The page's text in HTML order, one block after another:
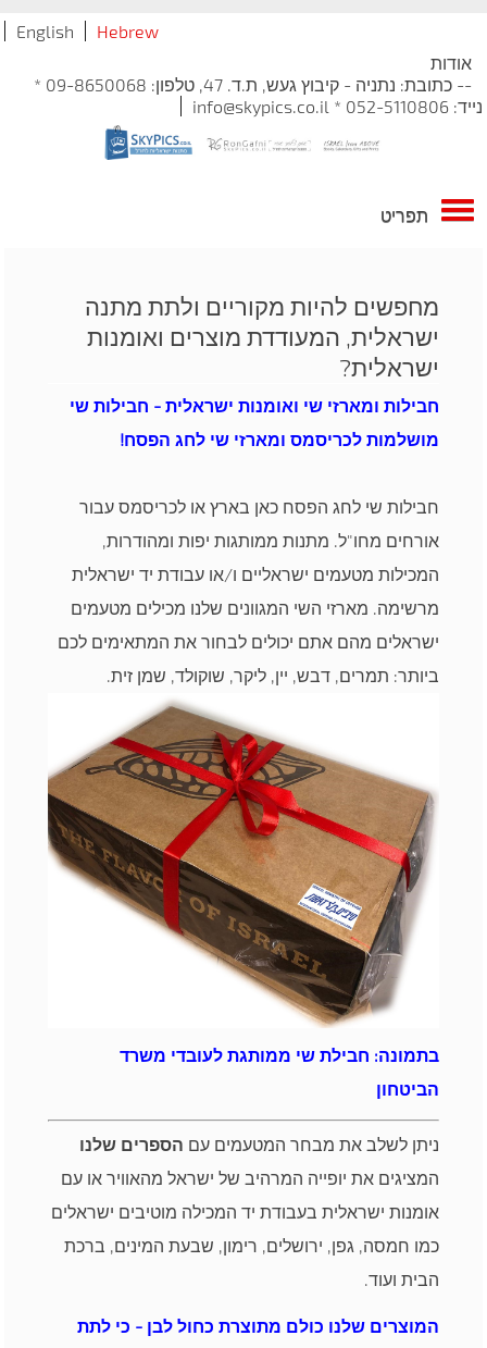
Hebrew
English
אודות
-- כתובת: נתניה - קיבוץ געש, ת.ד. 47, טלפון: 09-8650068 *
נייד: 052-5110806 * info@skypics.co.il
תפריט
מחפשים להיות מקוריים ולתת מתנה
ישראלית, המעודדת מוצרים ואומנות
ישראלית?
חבילות ומארזי שי ואומנות ישראלית - חבילות שי
מושלמות לכריסמס ומארזי שי לחג הפסח!
חבילות שי לחג הפסח כאן בארץ או לכריסמס עבור
אורחים מחו"ל. מתנות ממותגות יפות ומהודרות,
המכילות מטעמים ישראליים ו/או עבודת יד ישראלית
מרשימה. מארזי השי המגוונים שלנו מכילים מטעמים
ישראלים מהם אתם יכולים לבחור את המתאימים לכם
ביותר: תמרים, דבש, יין, ליקר, שוקולד, שמן זית.
בתמונה: חבילת שי ממותגת לעובדי משרד
הביטחון
ניתן לשלב את מבחר המטעמים עם הספרים שלנו
המציגים את יופייה המרהיב של ישראל מהאוויר או עם
אומנות ישראלית בעבודת יד המכילה מוטיבים ישראלים
כמו חמסה, גפן, ירושלים, רימון, שבעת המינים, ברכת
הבית ועוד.
המוצרים שלנו כולם מתוצרת כחול לבן - כי לתת